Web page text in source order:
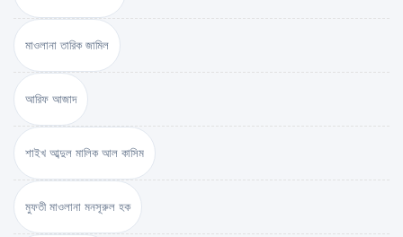
মাওলানা তারিক জামিল
আরিফ আজাদ
শাইখ আব্দুল মালিক আল কাসিম
মুফতী মাওলানা মনসূরুল হক